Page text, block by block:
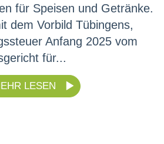
für Speisen und Getränke.
dem Vorbild Tübingens,
Anfang 2025 vom
für...
LESEN